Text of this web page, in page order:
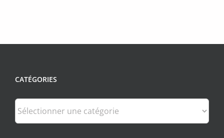
CATÉGORIES
Catégories